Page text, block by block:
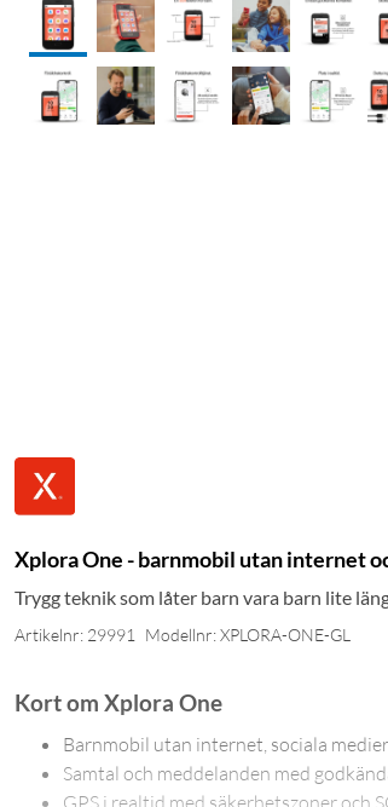
Xplora One - barnmobil utan internet
Trygg teknik som låter barn vara barn lite
Artikelnr: 29991 Modellnr: XPLORA-ONE-GL
Kort om Xplora One
Barnmobil utan internet, sociala
Samtal och meddelanden med